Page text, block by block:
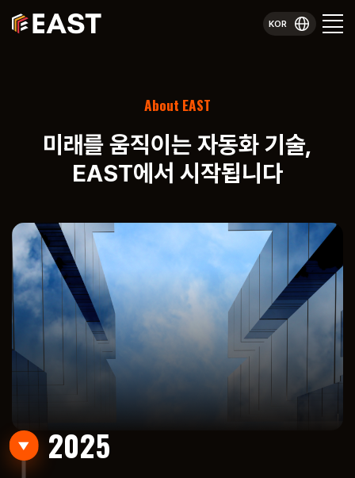
KOR
About EAST
미래를 움직이는 자동화 기술,
EAST에서 시작됩니다
2025